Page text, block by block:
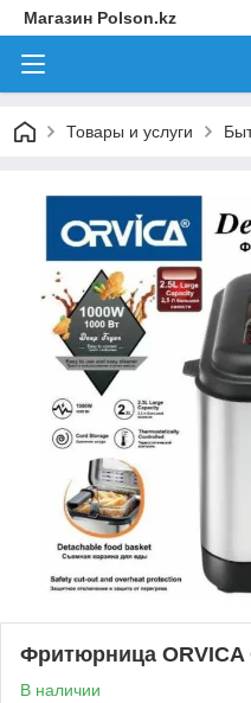
Магазин Polson.kz
Товары и услуги
Фритюрница ORVICA
В наличии